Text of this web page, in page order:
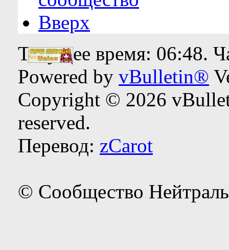
Вверх
Текущее время: 06:48.
Powered by vBulletin®
Copyright © 2026
reserved.
Перевод: zCarot
© Сообщество